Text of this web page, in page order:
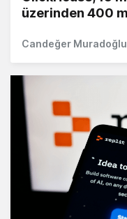
üzerinden 400
Candeğer Muradoğlu